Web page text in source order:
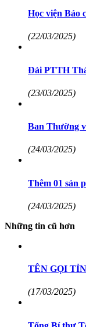
Học viện Báo
(22/03/2025)
Đài PTTH
(23/03/2025)
Ban Thường
(24/03/2025)
Thêm 01 sản
(24/03/2025)
Những tin cũ hơn
TÊN GỌI
(17/03/2025)